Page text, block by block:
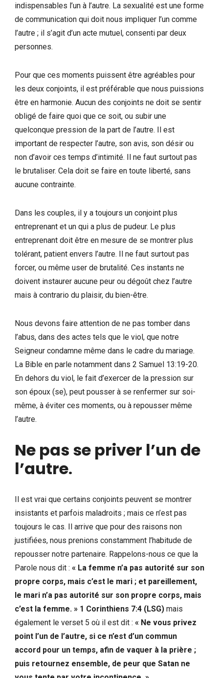
indispensables l’un à l’autre. La sexualité est une forme
de communication qui doit nous impliquer l’un comme
l’autre ; il s’agit d’un acte mutuel, consenti par deux
personnes.
Pour que ces moments puissent être agréables pour
les deux conjoints, il est préférable que nous puissions
être en harmonie. Aucun des conjoints ne doit se sentir
obligé de faire quoi que ce soit, ou subir une
quelconque pression de la part de l’autre. Il est
important de respecter l’autre, son avis, son désir ou
non d’avoir ces temps d’intimité. Il ne faut surtout pas
le brutaliser. Cela doit se faire en toute liberté, sans
aucune contrainte.
Dans les couples, il y a toujours un conjoint plus
entreprenant et un qui a plus de pudeur. Le plus
entreprenant doit être en mesure de se montrer plus
tolérant, patient envers l’autre. Il ne faut surtout pas
forcer, ou même user de brutalité. Ces instants ne
doivent instaurer aucune peur ou dégoût chez l’autre
mais à contrario du plaisir, du bien-être.
Nous devons faire attention de ne pas tomber dans
l’abus, dans des actes tels que le viol, que notre
Seigneur condamne même dans le cadre du mariage.
La Bible en parle notamment dans 2 Samuel 13:19-20.
En dehors du viol, le fait d’exercer de la pression sur
son époux (se), peut pousser à se renfermer sur soi-
même, à éviter ces moments, ou à repousser même
l’autre.
Ne pas se priver l’un de
l’autre.
Il est vrai que certains conjoints peuvent se montrer
insistants et parfois maladroits ; mais ce n’est pas
toujours le cas. Il arrive que pour des raisons non
justifiées, nous prenions constamment l’habitude de
repousser notre partenaire. Rappelons-nous ce que la
Parole nous dit : « La femme n’a pas autorité sur son
propre corps, mais c’est le mari ; et pareillement,
le mari n’a pas autorité sur son propre corps, mais
c’est la femme. » 1 Corinthiens 7:4 (LSG) mais
également le verset 5 où il est dit : « Ne vous privez
point l’un de l’autre, si ce n’est d’un commun
accord pour un temps, afin de vaquer à la prière ;
puis retournez ensemble, de peur que Satan ne